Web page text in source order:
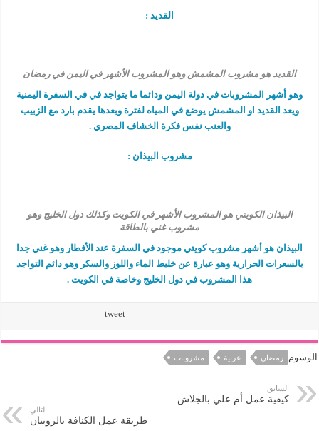
القديد :
القديد هو مشروب المشمش وهو المشروب الأشهر في اليمن في رمضان
وهو أشهر المشروبات في دولة اليمن ودائما ما يتواجد في في السفرة اليمنية
ويعد القديد او المشمش يوضع في المياه لفترة وبعدها يقدم بارد مع الزبيب
والعنب نفس فكرة الخشاف المصري .
مشروب البيذان :
البيذان الكويتي هو المشروب الأشهر في الكويت وكذلك دول الخليج وهو
مشروب غني بالطاقة
البيذان هو أشهر مشروب كويتي موجود في السفرة عند الأفطار وهو غني جدا
بالسعرات الحرارية وهو عبارة عن خليط الماء واللوز والسكر وهو دائم التواجد
هذا المشروب في دول الخليج وخاصة في الكويت .
tweet
الوسوم رمضان عربية مشروبات
السابق
كيفية عمل أم علي بالجلاش
التالي
طريقة عمل الكنافة بالروبيان